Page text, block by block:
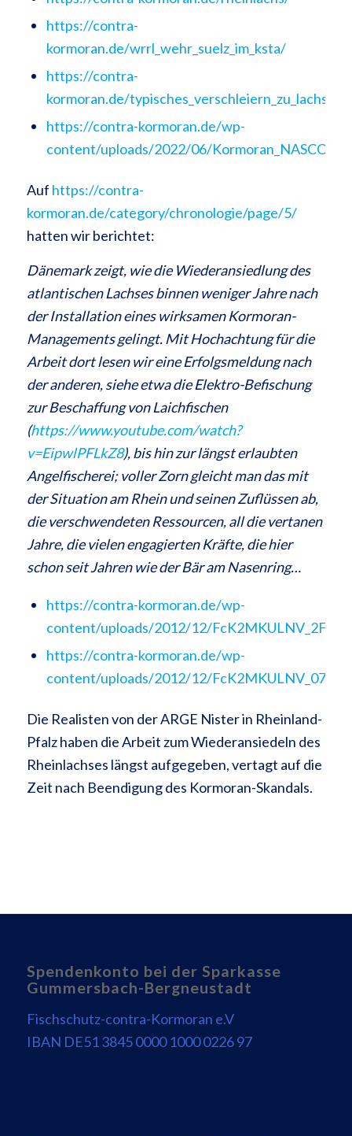
https://contra-
kormoran.de/wrrl_wehr_suelz_im_ksta/
https://contra-
kormoran.de/
https://contra-kormoran.de/wp-
content/uploads/2022/06/
Auf https://contra-
kormoran.de/category/chronologie/page/5/
hatten wir berichtet:
Dänemark zeigt, wie die Wiederansiedlung des
atlantischen Lachses binnen weniger Jahre nach
der Installationeines wirksamen Kormoran-
Managements gelingt. Mit Hochachtung für die
Arbeit dort lesen wir eineErfolgsmeldung nach
der anderen, siehe etwa die Elektro-Befischung
zur Beschaffung von Laichfischen
(https://www.youtube.com/watch?
v=EipwlPFLkZ8), bis hin zur längst erlaubten
Angelfischerei; vollerZorn gleicht man das mit
der Situation am Rhein und seinen Zuflüssen ab,
die verschwendeten Ressourcen,all die vertanen
Jahre, die vielen engagierten Kräfte, die hier
schon seit Jahren wie der Bär am Nasenring…
https://contra-kormoran.de/wp-
content/uploads/2012/12/
https://contra-kormoran.de/wp-
content/uploads/2012/12/
Die Realisten von der ARGE Nister in Rheinland-
Pfalz haben die Arbeit zum Wiederansiedeln des
Rheinlachses längst aufgegeben, vertagt auf die
Zeit nach Beendigung des Kormoran-Skandals.
Spendenkonto bei der Sparkasse
Gummersbach-Bergneustadt
Fischschutz-contra-Kormoran e.V
IBAN DE51 3845 0000 1000 0226 97